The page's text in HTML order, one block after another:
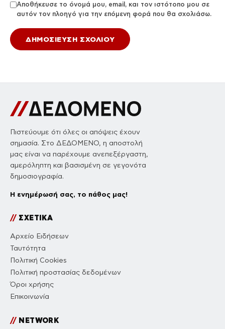
Αποθήκευσε το όνομά μου, email, και τον ιστότοπο μου σε
αυτόν τον πλοηγό για την επόμενη φορά που θα σχολιάσω.
Πιστεύουμε ότι όλες οι απόψεις έχουν
σημασία. Στο ΔΕΔΟΜΕΝΟ, η αποστολή
μας είναι να παρέχουμε ανεπεξέργαστη,
αμερόληπτη και βασισμένη σε γεγονότα
δημοσιογραφία.
Η ενημέρωσή σας, το πάθος μας!
//ΣΧΕΤΙΚΑ
Αρχείο Ειδήσεων
Ταυτότητα
Πολιτική Cookies
Πολιτική προστασίας δεδομένων
Όροι χρήσης
Επικοινωνία
//NETWORK